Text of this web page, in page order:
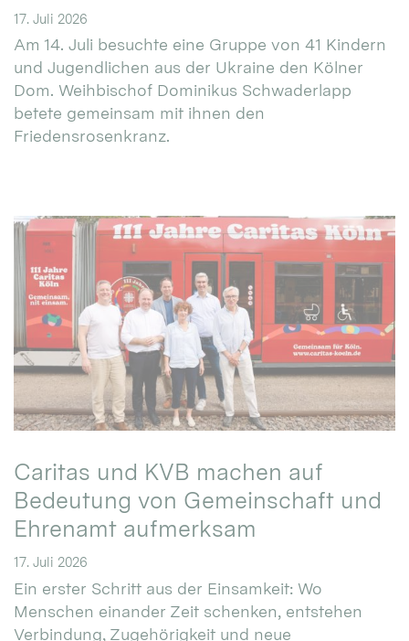
17. Juli 2026
Am 14. Juli besuchte eine Gruppe von 41 Kindern
und Jugendlichen aus der Ukraine den Kölner
Dom. Weihbischof Dominikus Schwaderlapp
betete gemeinsam mit ihnen den
Friedensrosenkranz.
Caritas und KVB machen auf
Bedeutung von Gemeinschaft und
Ehrenamt aufmerksam
17. Juli 2026
Ein erster Schritt aus der Einsamkeit: Wo
Menschen einander Zeit schenken, entstehen
Verbindung, Zugehörigkeit und neue